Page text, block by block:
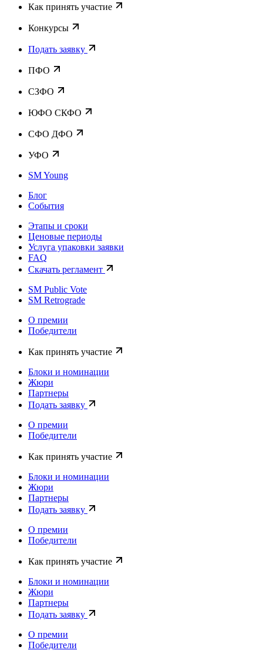
Как принять участие
Конкурсы
Подать заявку
ПФО
СЗФО
ЮФО СКФО
CФО ДФО
УФО
SM Young
Блог
События
Этапы и сроки
Ценовые периоды
Услуга упаковки заявки
FAQ
Скачать регламент
SM Public Vote
SM Retrograde
О премии
Победители
Как принять участие
Блоки и номинации
Жюри
Партнеры
Подать заявку
О премии
Победители
Как принять участие
Блоки и номинации
Жюри
Партнеры
Подать заявку
О премии
Победители
Как принять участие
Блоки и номинации
Жюри
Партнеры
Подать заявку
О премии
Победители